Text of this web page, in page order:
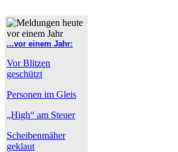
...vor einem Jahr:
Vor Blitzen
geschützt
Personen im Gleis
„High“ am Steuer
Scheibenmäher
geklaut